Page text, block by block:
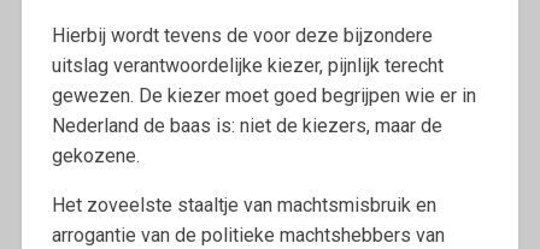
Hierbij wordt tevens de voor deze bijzondere
uitslag verantwoordelijke kiezer, pijnlijk terecht
gewezen. De kiezer moet goed begrijpen wie er in
Nederland de baas is: niet de kiezers, maar de
gekozene.
Het zoveelste staaltje van machtsmisbruik en
arrogantie van de politieke machtshebbers van